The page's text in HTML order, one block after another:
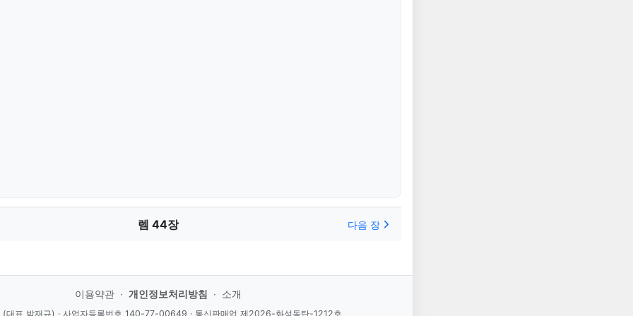
렘 44장 다음 장
이용약관 · 개인정보처리방침 · 소개
(대표 박재규) · 사업자등록번호 140-77-00649 · 통신판매업 제2026-화성동탄-1212호